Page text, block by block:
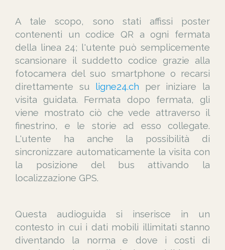
A tale scopo, sono stati affissi poster
contenenti un codice QR a ogni fermata
della linea 24; l'utente può semplicemente
scansionare il suddetto codice grazie alla
fotocamera del suo smartphone o recarsi
direttamente su ligne24.ch per iniziare la
visita guidata. Fermata dopo fermata, gli
viene mostrato ciò che vede attraverso il
finestrino, e le storie ad esso collegate.
L'utente ha anche la possibilità di
sincronizzare automaticamente la visita con
la posizione del bus attivando la
localizzazione GPS.
Questa audioguida si inserisce in un
contesto in cui i dati mobili illimitati stanno
diventando la norma e dove i costi di